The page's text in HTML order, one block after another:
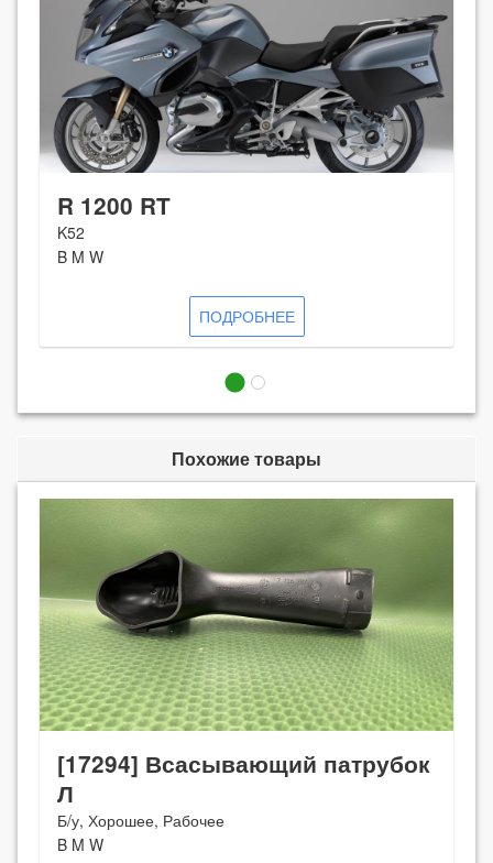
R 1200 RT
K52
B M W
ПОДРОБНЕЕ
Похожие товары
[17294] Всасывающий патрубок
Л
Б/у, Хорошее, Рабочее
B M W